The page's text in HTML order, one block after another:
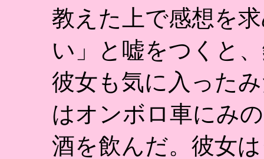
教えた上で感想を
い」と嘘をつくと
彼女も気に入った
はオンボロ車にみ
酒を飲んだ。彼女